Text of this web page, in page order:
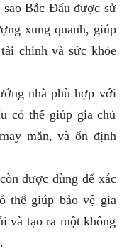
sao Bắc Đẩu được sử
xung quanh, giúp
chính và sức khỏe
nhà phù hợp với
có thể giúp gia chủ
mắn, và ổn định
được dùng để xác
thể giúp bảo vệ gia
và tạo ra một không